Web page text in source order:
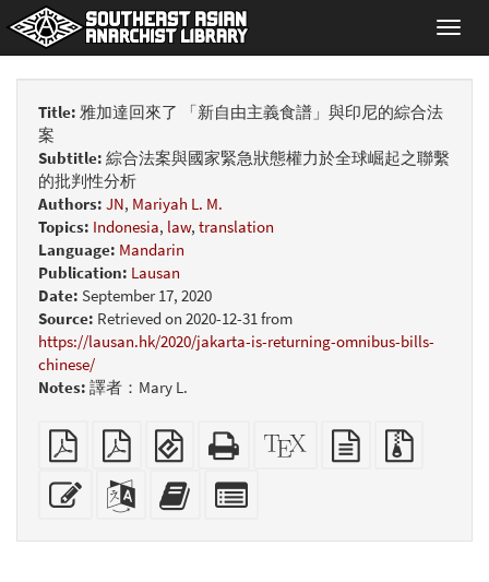
Title: 雅加達回來了 「新自由主義食譜」與印尼的綜合法
案
Subtitle: 綜合法案與國家緊急狀態權力於全球崛起之聯繫
的批判性分析
Authors: JN, Mariyah L. M.
Topics: Indonesia, law, translation
Language: Mandarin
Publication: Lausan
Date: September 17, 2020
Source: Retrieved on 2020-12-31 from
https://lausan.hk/2020/jakarta-is-returning-omnibus-bills-
chinese/
Notes: 譯者：Mary L.
Plain
PDF
A4
imposed
EPUB
(for
mobile
devices)
Standalone
HTML
XeLaTeX
source
plain
text
Edit
this
Translate
this
Add
this